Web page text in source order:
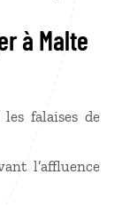
à Malte
falaises de
l’affluence